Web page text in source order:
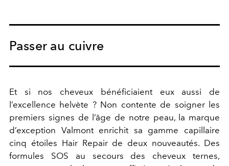
Passer au cuivre
Et si nos cheveux bénéficiaient eux aussi de
l’excellence helvète ? Non contente de soigner les
premiers signes de l’âge de notre peau, la marque
d’exception Valmont enrichit sa gamme capillaire
cinq étoiles Hair Repair de deux nouveautés. Des
formules SOS au secours des cheveux ternes,